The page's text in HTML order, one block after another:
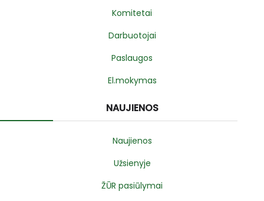
Komitetai
Darbuotojai
Paslaugos
El.mokymas
NAUJIENOS
Naujienos
Užsienyje
ŽŪR pasiūlymai